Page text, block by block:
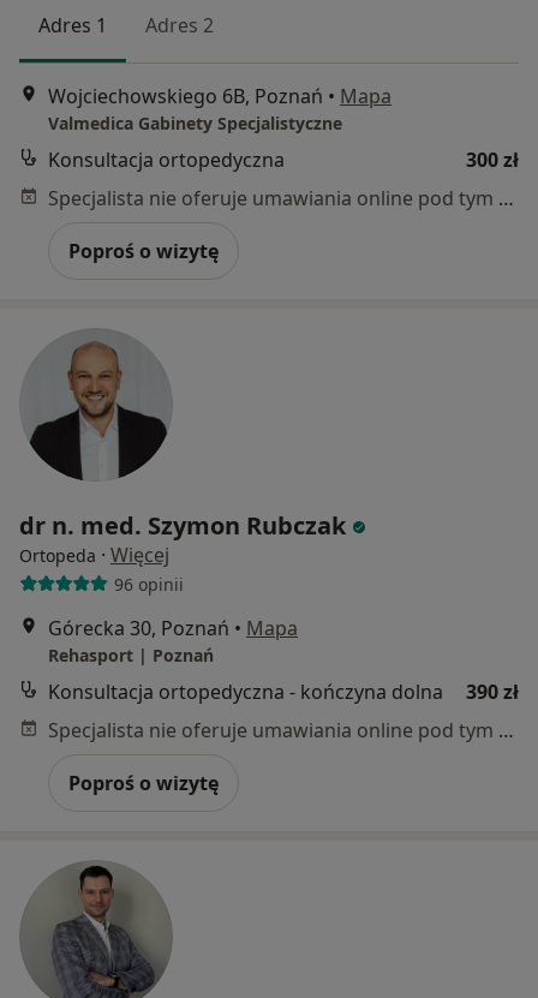
Adres 1 Adres 2
Wojciechowskiego 6B, Poznań • Mapa
Valmedica Gabinety Specjalistyczne
Konsultacja ortopedyczna
300 zł
Specjalista nie oferuje umawiania online pod tym adresem.
Poproś o wizytę
dr n. med. Szymon Rubczak
Ortopeda · Więcej
96 opinii
Górecka 30, Poznań • Mapa
Rehasport | Poznań
Konsultacja ortopedyczna - kończyna dolna
390 zł
Specjalista nie oferuje umawiania online pod tym adresem.
Poproś o wizytę